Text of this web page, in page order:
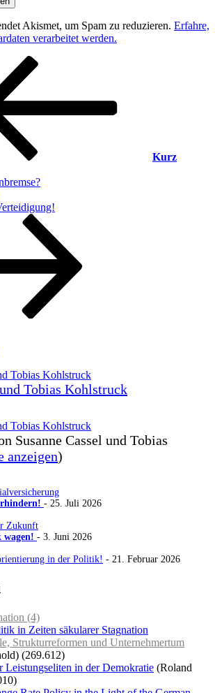
Akismet, um Spam zu reduzieren. Erfahre,
verarbeitet werden.
Kurz
Tobias Kohlstruck
Susanne Cassel und Tobias
anzeigen)
- 25. Juli 2026
Zukunft
- 3. Juni 2026
in der Politik! - 21. Februar 2026
(4)
in Zeiten säkularer Stagnation
Strukturreformen und Unternehmertum
(269.612)
Leistungseliten in der Demokratie (Roland